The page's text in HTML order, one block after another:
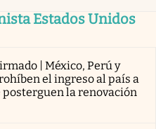
Estados Unidos
| México, Perú y
el ingreso al país a
posterguen la renovación